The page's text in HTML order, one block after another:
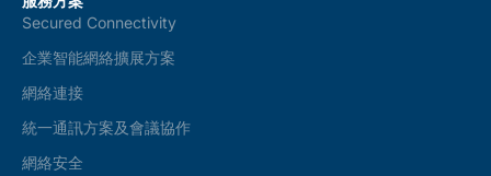
Secured Connectivity
企業智能網絡擴展方案
網絡連接
統一通訊方案及會議協作
網絡安全